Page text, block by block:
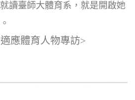
讀臺師大體育系，就是開啟她
應體育人物專訪>